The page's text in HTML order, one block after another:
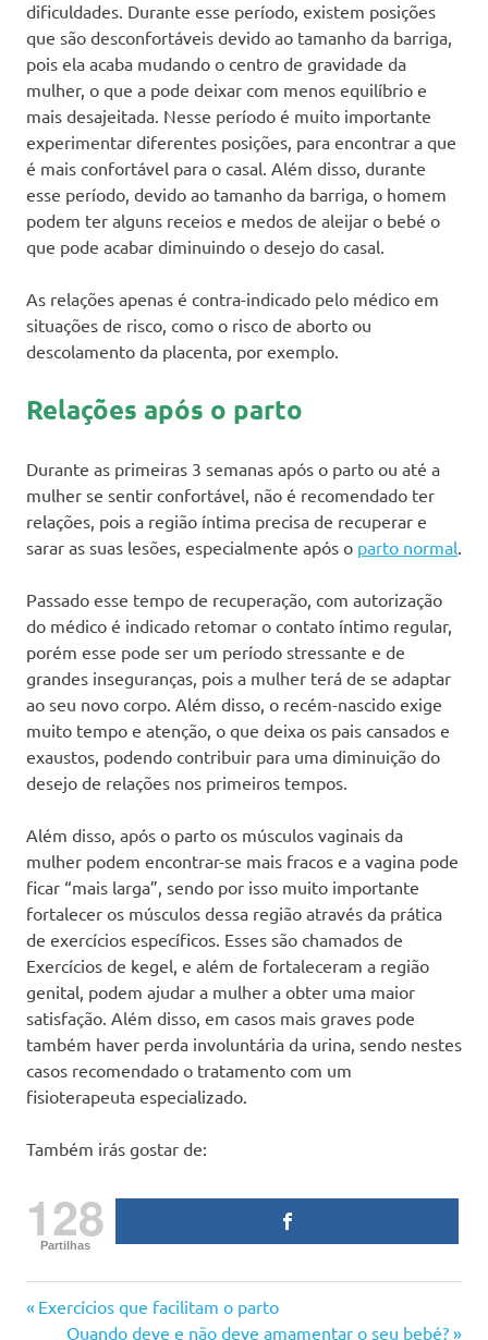
dificuldades. Durante esse período, existem posições
que são desconfortáveis devido ao tamanho da barriga,
pois ela acaba mudando o centro de gravidade da
mulher, o que a pode deixar com menos equilíbrio e
mais desajeitada. Nesse período é muito importante
experimentar diferentes posições, para encontrar a que
é mais confortável para o casal. Além disso, durante
esse período, devido ao tamanho da barriga, o homem
podem ter alguns receios e medos de aleijar o bebé o
que pode acabar diminuindo o desejo do casal.
As relações apenas é contra-indicado pelo médico em
situações de risco, como o risco de aborto ou
descolamento da placenta, por exemplo.
Relações após o parto
Durante as primeiras 3 semanas após o parto ou até a
mulher se sentir confortável, não é recomendado ter
relações, pois a região íntima precisa de recuperar e
sarar as suas lesões, especialmente após o parto normal.
Passado esse tempo de recuperação, com autorização
do médico é indicado retomar o contato íntimo regular,
porém esse pode ser um período stressante e de
grandes inseguranças, pois a mulher terá de se adaptar
ao seu novo corpo. Além disso, o recém-nascido exige
muito tempo e atenção, o que deixa os pais cansados e
exaustos, podendo contribuir para uma diminuição do
desejo de relações nos primeiros tempos.
Além disso, após o parto os músculos vaginais da
mulher podem encontrar-se mais fracos e a vagina pode
ficar “mais larga”, sendo por isso muito importante
fortalecer os músculos dessa região através da prática
de exercícios específicos. Esses são chamados de
Exercícios de kegel, e além de fortaleceram a região
genital, podem ajudar a mulher a obter uma maior
satisfação. Além disso, em casos mais graves pode
também haver perda involuntária da urina, sendo nestes
casos recomendado o tratamento com um
fisioterapeuta especializado.
Também irás gostar de:
128
Partilhas
gravidez
Navegação
Previous
Post:
Exercícios que facilitam o parto
Next
Quando deve e não deve amamentar o seu bebé?